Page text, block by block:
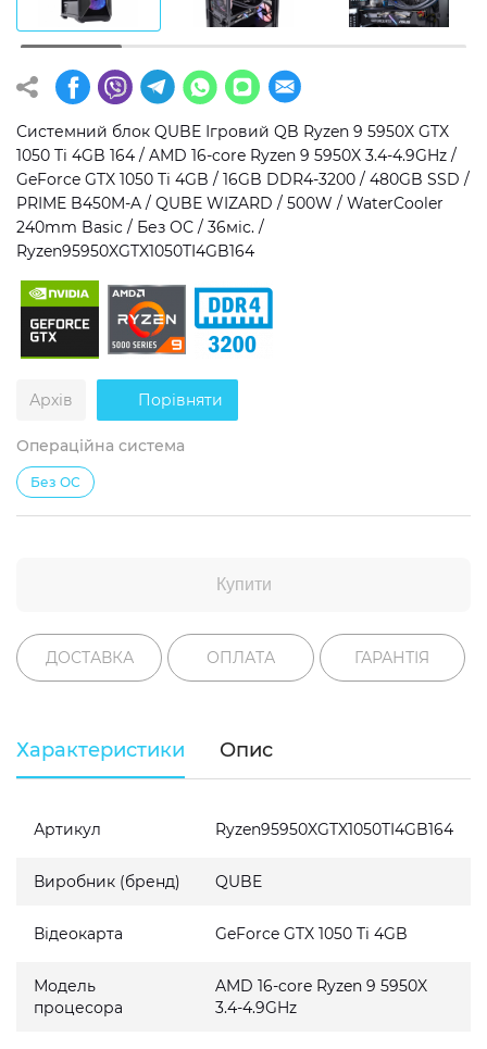
Операційна система
Windows 11 Home
Windows 11 Pro
Без ОС
Тип накопичувача
SSD
HDD
SSD + HDD
Додатково
RGB-підсвічування
Розблокований множник CPU
Надшвидкий M.2 SSD NVME
Системний блок QUBE Ігровий QB Ryzen 9 5950X GTX
1050 Ti 4GB 164 / AMD 16-core Ryzen 9 5950X 3.4-4.9GHz /
GeForce GTX 1050 Ti 4GB / 16GB DDR4-3200 / 480GB SSD /
PRIME B450M-A / QUBE WIZARD / 500W / WaterCooler
240mm Basic / Без ОС / 36міс. /
Ryzen95950XGTX1050TI4GB164
Архів Порівняти
Операційна система
Без ОС
Купити
ДОСТАВКА ОПЛАТА ГАРАНТІЯ
Характеристики Опис
Артикул Ryzen95950XGTX1050TI4GB164
Виробник (бренд) QUBE
Відеокарта GeForce GTX 1050 Ti 4GB
Модель
процесора
AMD 16-core Ryzen 9 5950X
3.4-4.9GHz